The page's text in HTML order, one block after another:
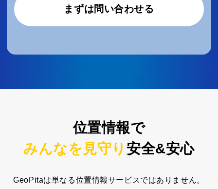
まずは問い合わせる
位置情報で
みんなを見守り 安全&安心
GeoPitaは単なる位置情報サービスではありません。